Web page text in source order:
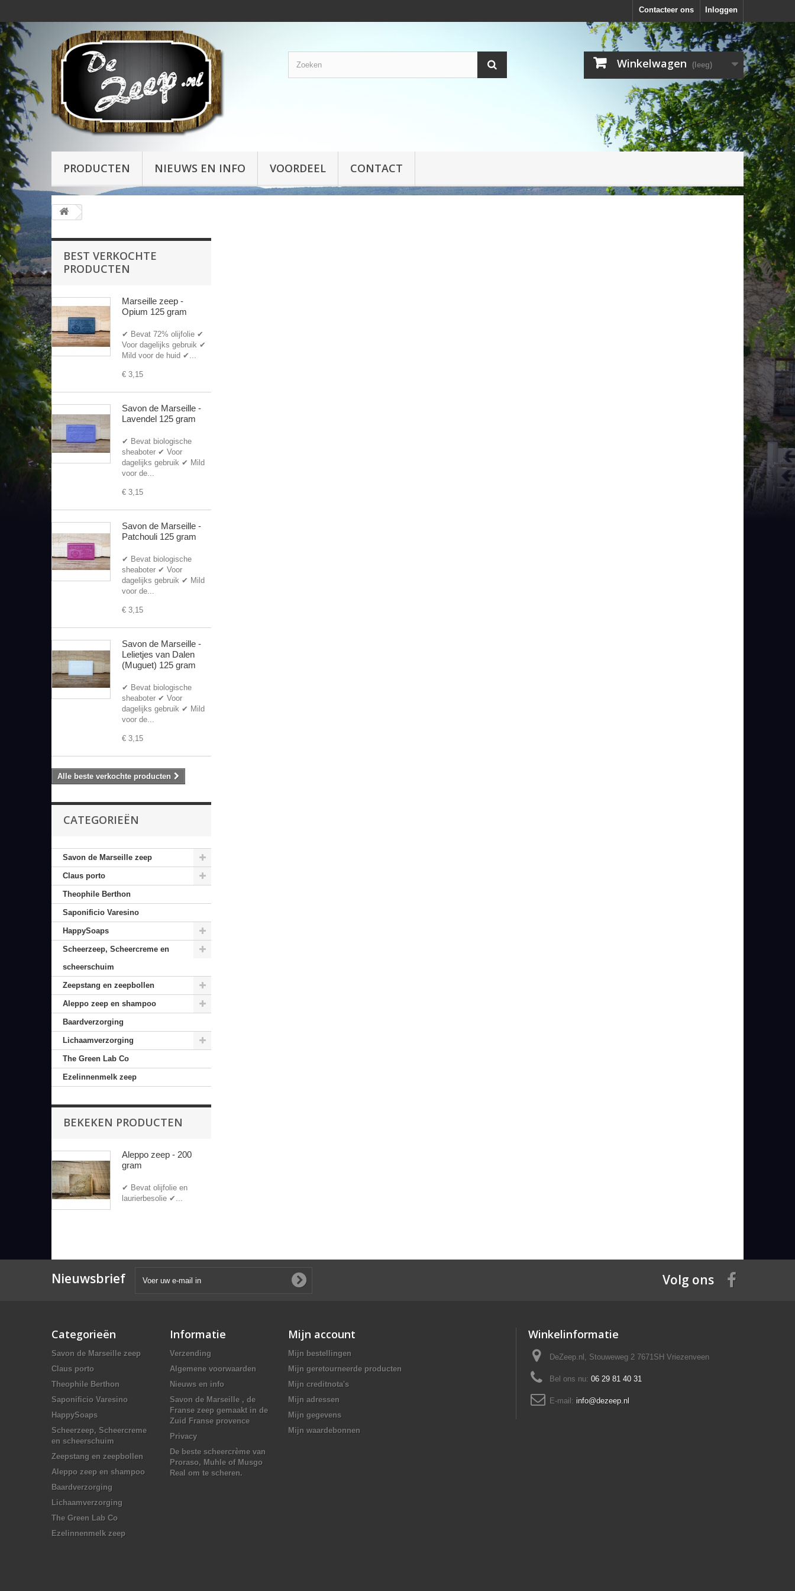
Inloggen
Contacteer ons
Winkelwagen (leeg)
PRODUCTEN NIEUWS EN INFO VOORDEEL CONTACT
BEST VERKOCHTE
PRODUCTEN
Marseille zeep -
Opium 125 gram
✔ Bevat 72% olijfolie ✔
Voor dagelijks gebruik ✔
Mild voor de huid ✔...
€ 3,15
Savon de Marseille -
Lavendel 125 gram
✔ Bevat biologische
sheaboter ✔ Voor
dagelijks gebruik ✔ Mild
voor de...
€ 3,15
Savon de Marseille -
Patchouli 125 gram
✔ Bevat biologische
sheaboter ✔ Voor
dagelijks gebruik ✔ Mild
voor de...
€ 3,15
Savon de Marseille -
Lelietjes van Dalen
(Muguet) 125 gram
✔ Bevat biologische
sheaboter ✔ Voor
dagelijks gebruik ✔ Mild
voor de...
€ 3,15
Alle beste verkochte producten
CATEGORIEËN
Savon de Marseille zeep
Claus porto
Theophile Berthon
Saponificio Varesino
HappySoaps
Scheerzeep, Scheercreme en
scheerschuim
Zeepstang en zeepbollen
Aleppo zeep en shampoo
Baardverzorging
Lichaamverzorging
The Green Lab Co
Ezelinnenmelk zeep
BEKEKEN PRODUCTEN
Aleppo zeep - 200
gram
✔ Bevat olijfolie en
laurierbesolie ✔...
Nieuwsbrief Volg ons
Categorieën
Savon de Marseille zeep
Claus porto
Theophile Berthon
Saponificio Varesino
HappySoaps
Scheerzeep, Scheercreme
en scheerschuim
Zeepstang en zeepbollen
Aleppo zeep en shampoo
Baardverzorging
Lichaamverzorging
The Green Lab Co
Ezelinnenmelk zeep
Informatie
Verzending
Algemene voorwaarden
Nieuws en info
Savon de Marseille , de
Franse zeep gemaakt in de
Zuid Franse provence
Privacy
De beste scheercrème van
Proraso, Muhle of Musgo
Real om te scheren.
Mijn account
Mijn bestellingen
Mijn geretourneerde producten
Mijn creditnota's
Mijn adressen
Mijn gegevens
Mijn waardebonnen
Winkelinformatie
DeZeep.nl, Stouweweg 2 7671SH Vriezenveen
Bel ons nu: 06 29 81 40 31
E-mail: info@dezeep.nl